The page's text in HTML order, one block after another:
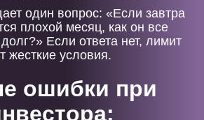
один вопрос: «Если завтра
плохой месяц, как он все
Если ответа нет, лимит
жесткие условия.
ошибки при